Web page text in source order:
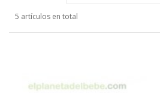
5 artículos en total